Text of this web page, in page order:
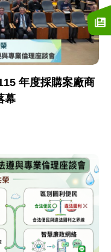
年度採購案廠商
幕